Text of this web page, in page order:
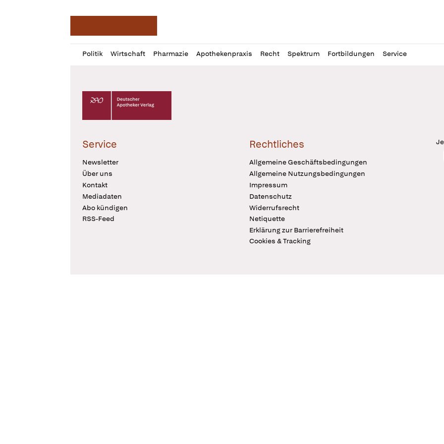
Politik Wirtschaft Pharmazie Apothekenpraxis Recht Spektrum Fortbildungen Service
Profil
öffnen
Daz
Pur
Deutscher Apotheker Verlag Logo
Service
Newsletter
Über uns
Kontakt
Mediadaten
Abo kündigen
RSS-Feed
Rechtliches
Allgemeine Geschäftsbedingungen
Allgemeine Nutzungsbedingungen
Impressum
Datenschutz
Widerrufsrecht
Netiquette
Erklärung zur Barrierefreiheit
Cookies & Tracking